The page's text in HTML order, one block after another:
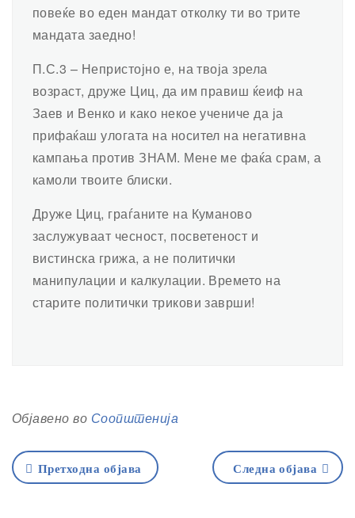
повеќе во еден мандат отколку ти во трите
мандата заедно!
П.С.3 – Непристојно е, на твоја зрела
возраст, друже Циц, да им правиш ќеиф на
Заев и Венко и како некое учениче да ја
прифаќаш улогата на носител на негативна
кампања против ЗНАМ. Мене ме фаќа срам, а
камоли твоите блиски.
Друже Циц, граѓаните на Куманово
заслужуваат чесност, посветеност и
вистинска грижа, а не политички
манипулации и калкулации. Времето на
старите политички трикови заврши!
Објавено во Соопштенија
Претходна објава Следна објава